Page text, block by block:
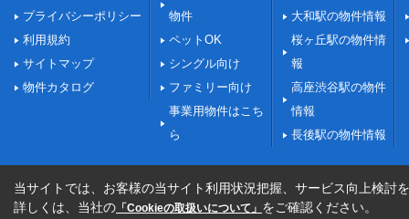
プライバシーポリシー
利用規約
サイトマップ
物件カタログ
物件
ペットOK
シングル向け
ファミリー向け
事業用物件はこち
ら
大和駅の物件情報
桜ヶ丘駅の物件情
報
高座渋谷駅の物件
情報
長後駅の物件情報
当サイトでは、お客様の当サイト利用状況把握、サービス向上検討
詳しくは、当社の 「Cookieの取扱いについて」 をご確認ください。